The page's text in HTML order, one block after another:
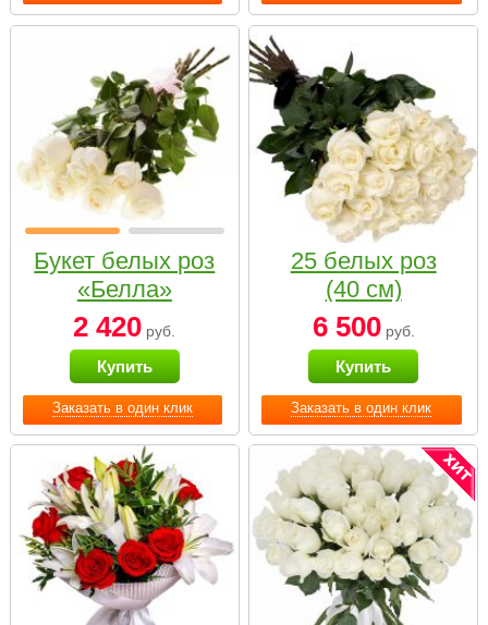
Заказать в один клик
Букет белых роз
«Белла»
2 420 руб.
Купить
Заказать в один клик
25 белых роз
(40 см)
6 500руб.
Купить